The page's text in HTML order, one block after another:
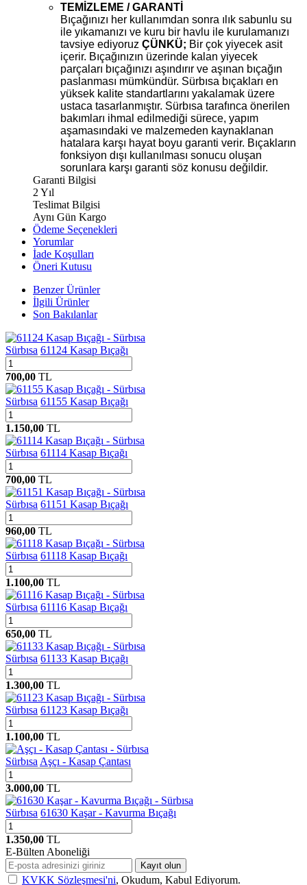
TEMİZLEME / GARANTİ
Bıçağınızı her kullanımdan sonra ılık sabunlu su
ile yıkamanızı ve kuru bir havlu ile kurulamanızı
tavsiye ediyoruz ÇÜNKÜ; Bir çok yiyecek asit
içerir. Bıçağınızın üzerinde kalan yiyecek
parçaları bıçağınızı aşındırır ve aşınan bıçağın
paslanması mümkündür. Sürbısa bıçakları en
yüksek kalite standartlarını yakalamak üzere
ustaca tasarlanmıştır. Sürbısa tarafınca önerilen
bakımları ihmal edilmediği sürece, yapım
aşamasındaki ve malzemeden kaynaklanan
hatalara karşı hayat boyu garanti verir. Bıçakların
fonksiyon dışı kullanılması sonucu oluşan
sorunlara karşı garanti söz konusu değildir.
Garanti Bilgisi
2 Yıl
Teslimat Bilgisi
Aynı Gün Kargo
Ödeme Seçenekleri
Yorumlar
İade Koşulları
Öneri Kutusu
Benzer Ürünler
İlgili Ürünler
Son Bakılanlar
Sürbısa 61124 Kasap Bıçağı
700,00 TL
Sürbısa 61155 Kasap Bıçağı
1.150,00 TL
Sürbısa 61114 Kasap Bıçağı
700,00 TL
Sürbısa 61151 Kasap Bıçağı
960,00 TL
Sürbısa 61118 Kasap Bıçağı
1.100,00 TL
Sürbısa 61116 Kasap Bıçağı
650,00 TL
Sürbısa 61133 Kasap Bıçağı
1.300,00 TL
Sürbısa 61123 Kasap Bıçağı
1.100,00 TL
Sürbısa Aşçı - Kasap Çantası
3.000,00 TL
Sürbısa 61630 Kaşar - Kavurma Bıçağı
1.350,00 TL
E-Bülten Aboneliği
Kayıt olun
KVKK Sözleşmesi'ni, Okudum, Kabul Ediyorum.